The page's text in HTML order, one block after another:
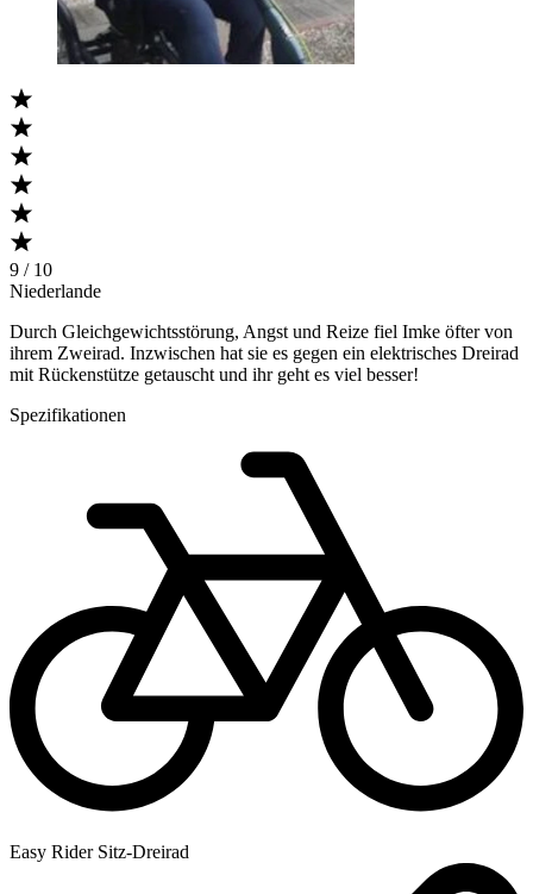
9 / 10
Niederlande
Durch Gleichgewichtsstörung, Angst und Reize fiel Imke öfter von
ihrem Zweirad. Inzwischen hat sie es gegen ein elektrisches Dreirad
mit Rückenstütze getauscht und ihr geht es viel besser!
Spezifikationen
Easy Rider Sitz-Dreirad